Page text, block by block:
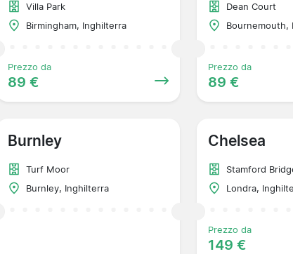
Villa Park
Birmingham, Inghilterra
Prezzo da
89 €
Dean Court
Bournemouth,
Prezzo da
89 €
Burnley
Turf Moor
Burnley, Inghilterra
Chelsea
Stamford
Londra,
Prezzo da
149 €